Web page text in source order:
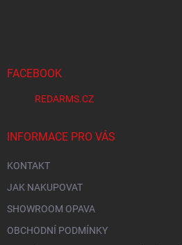
FACEBOOK
REDARMS.CZ
INFORMACE PRO VÁS
KONTAKT
JAK NAKUPOVAT
SHOWROOM OPAVA
OBCHODNÍ PODMÍNKY